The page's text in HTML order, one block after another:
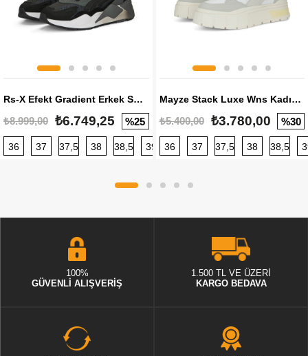
Rs-X Efekt Gradient Erkek Sneaker
₺8.999,00 ₺6.749,25 %25
36 37 37,5 38 38,5 39 40 40,5 41 42 42,5
Mayze Stack Luxe Wns Kadın Sneaker
₺5.400,00 ₺3.780,00 %30
36 37 37,5 38 38,5
100%
GÜVENLİ ALIŞVERİŞ
1.500 TL VE ÜZERİ
KARGO BEDAVA